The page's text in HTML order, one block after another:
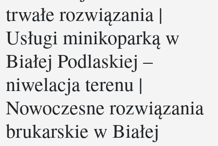
trwałe rozwiązania |
Usługi minikoparką w
Białej Podlaskiej –
niwelacja terenu |
Nowoczesne rozwiązania
brukarskie w Białej